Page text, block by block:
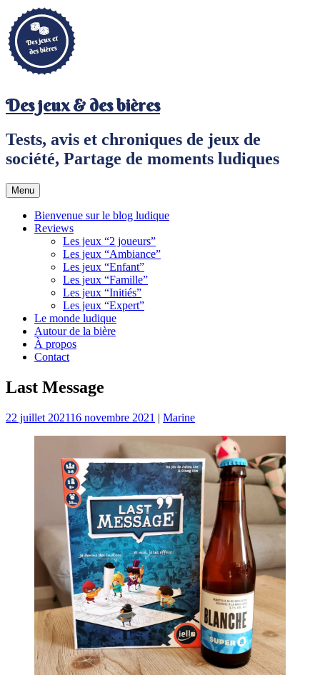
Aller
au
contenu
principal
Des jeux & des bières
Tests, avis et chroniques de jeux de
société, Partage de moments ludiques
Menu
Bienvenue sur le blog ludique
Reviews
Les jeux “2 joueurs”
Les jeux “Ambiance”
Les jeux “Enfant”
Les jeux “Famille”
Les jeux “Initiés”
Les jeux “Expert”
Le monde ludique
Autour de la bière
À propos
Contact
Last Message
22 juillet 202116 novembre 2021 | Marine